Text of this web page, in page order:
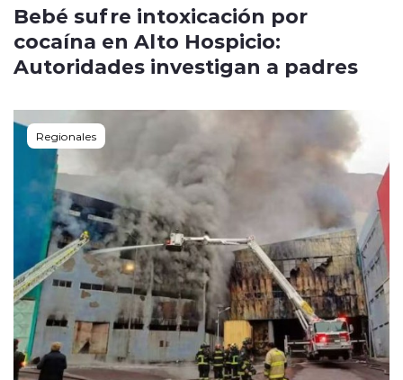
Bebé sufre intoxicación por
cocaína en Alto Hospicio:
Autoridades investigan a padres
Regionales